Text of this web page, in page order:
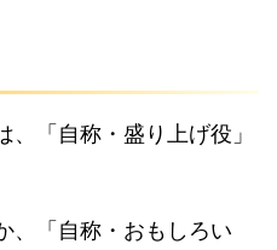
「自称・盛り上げ役」
、「自称・おもしろい